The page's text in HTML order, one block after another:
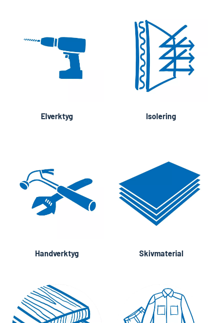
Elverktyg Isolering
Handverktyg Skivmaterial